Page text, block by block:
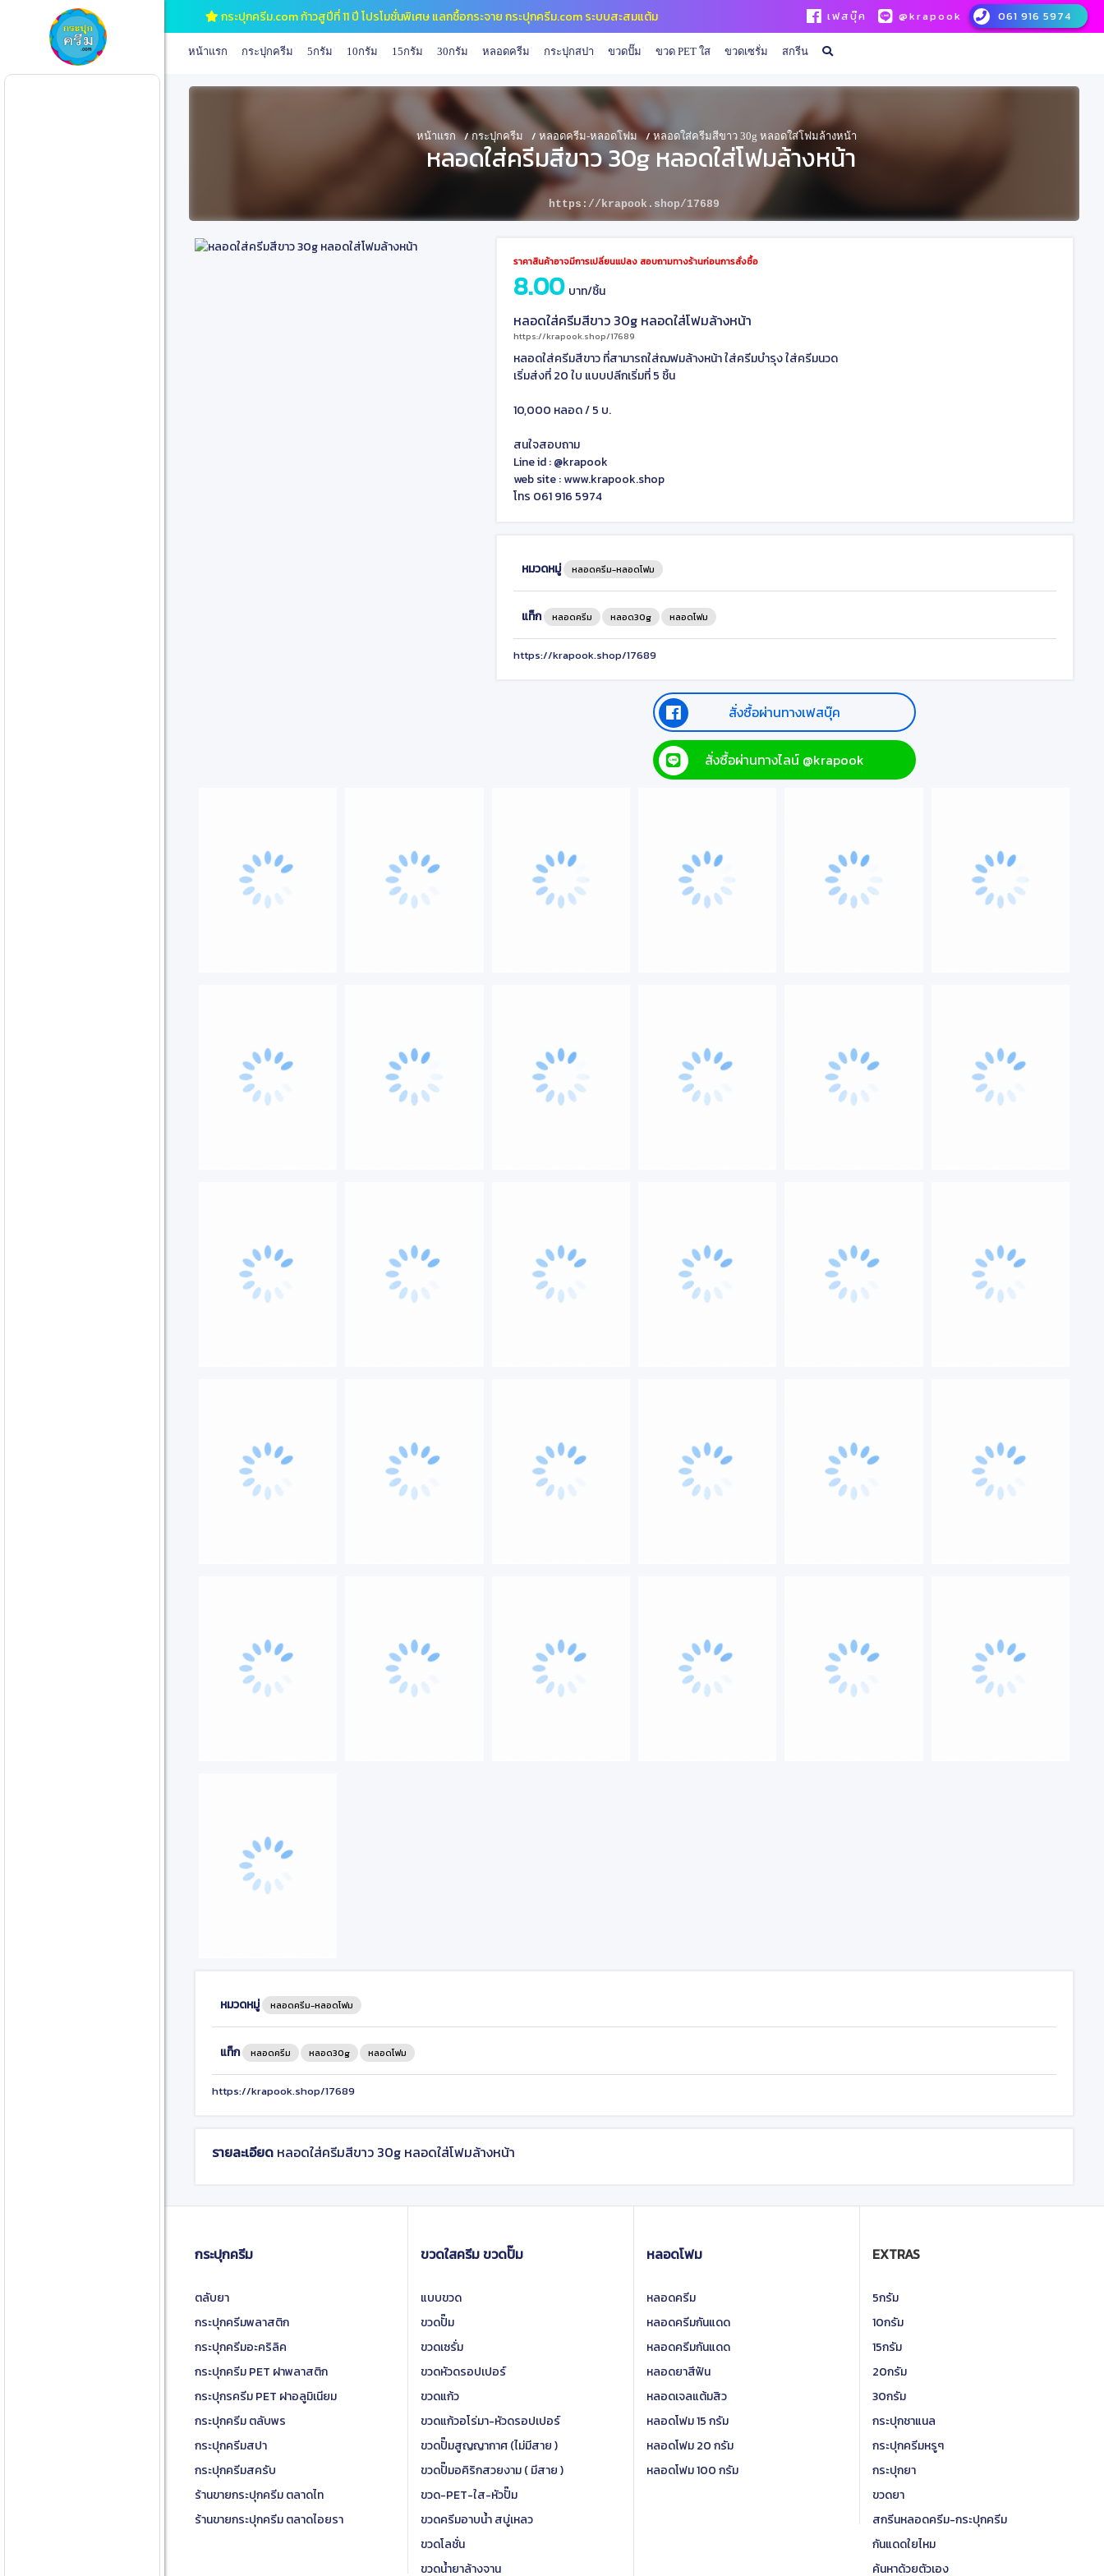
กระปุกครีม.com ก้าวสูปีที่ 11 ปี โปรโมชั่นพิเศษ แลกซื้อกระจาย กระปุกครีม.com ระบบสะสมแต้ม เฟสบุ๊ค @krapook 061 916 5974
หน้าแรก กระปุกครีม 5กรัม 10กรัม 15กรัม 30กรัม หลอดครีม กระปุกสปา ขวดปั๊ม ขวด PET ใส ขวดเซรั่ม สกรีน
หน้าแรก / กระปุกครีม / หลอดครีม-หลอดโฟม / หลอดใส่ครีมสีขาว 30g หลอดใส่โฟมล้างหน้า
หลอดใส่ครีมสีขาว 30g หลอดใส่โฟมล้างหน้า
https://krapook.shop/17689
ราคาสินค้าอาจมีการเปลี่ยนแปลง สอบถามทางร้านก่อนการสั่งซื้อ
8.00 บาท/ชิ้น
หลอดใส่ครีมสีขาว 30g หลอดใส่โฟมล้างหน้า
https://krapook.shop/17689
หลอดใส่ครีมสีขาว ที่สามารถใส่ฌฟมล้างหน้า ใส่ครีมบำรุง ใส่ครีมนวด
เริ่มส่งที่ 20 ใบ แบบปลีกเริ่มที่ 5 ชิ้น
10,000 หลอด / 5 บ.
สนใจสอบถาม
Line id : @krapook
web site : www.krapook.shop
โทร 061 916 5974
หมวดหมู่ หลอดครีม-หลอดโฟม
แท็ก หลอดครีม หลอด30g หลอดโฟม
https://krapook.shop/17689
สั่งซื้อผ่านทางเฟสบุ๊ค
สั่งซื้อผ่านทางไลน์ @krapook
หมวดหมู่ หลอดครีม-หลอดโฟม
แท็ก หลอดครีม หลอด30g หลอดโฟม
https://krapook.shop/17689
รายละเอียด หลอดใส่ครีมสีขาว 30g หลอดใส่โฟมล้างหน้า
กระปุกครีม
ตลับยา
กระปุกครีมพลาสติก
กระปุกครีมอะคริลิค
กระปุกครีม PET ฝาพลาสติก
กระปุกรครีม PET ฝาอลูมิเนียม
กระปุกครีม ตลับพร
กระปุกครีมสปา
กระปุกครีมสครับ
ร้านขายกระปุกครีม ตลาดไท
ร้านขายกระปุกครีม ตลาดไอยรา
ขวดใสครีม ขวดปั๊ม
แบบขวด
ขวดปั๊ม
ขวดเซรั่ม
ขวดหัวดรอปเปอร์
ขวดแก้ว
ขวดแก้วอโร่มา-หัวดรอปเปอร์
ขวดปั๊มสูญญากาศ (ไม่มีสาย )
ขวดปั๊มอคิริกสวยงาม ( มีสาย )
ขวด-PET-ใส-หัวปั๊ม
ขวดครีมอาบน้ำ สบู่เหลว
ขวดโลชั่น
ขวดน้ำยาล้างจาน
หลอดโฟม
หลอดครีม
หลอดครีมกันแดด
หลอดครีมกันแดด
หลอดยาสีฟัน
หลอดเจลแต้มสิว
หลอดโฟม 15 กรัม
หลอดโฟม 20 กรัม
หลอดโฟม 100 กรัม
EXTRAS
5กรัม
10กรัม
15กรัม
20กรัม
30กรัม
กระปุกชาแนล
กระปุกครีมหรูๆ
กระปุกยา
ขวดยา
สกรีนหลอดครีม-กระปุกครีม
กันแดดใยไหม
ค้นหาด้วยตัวเอง